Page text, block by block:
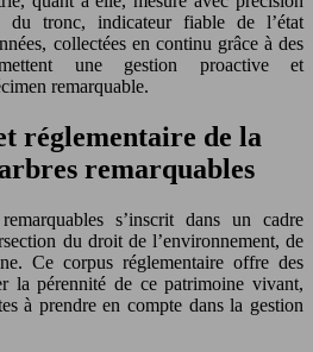
du tronc, indicateur fiable de l’état
collectées en continu grâce à des
une gestion proactive et
remarquable.
réglementaire de la
remarquables
s’inscrit dans un cadre
du droit de l’environnement, de
Ce corpus réglementaire offre des
la pérennité de ce patrimoine vivant,
à prendre en compte dans la gestion